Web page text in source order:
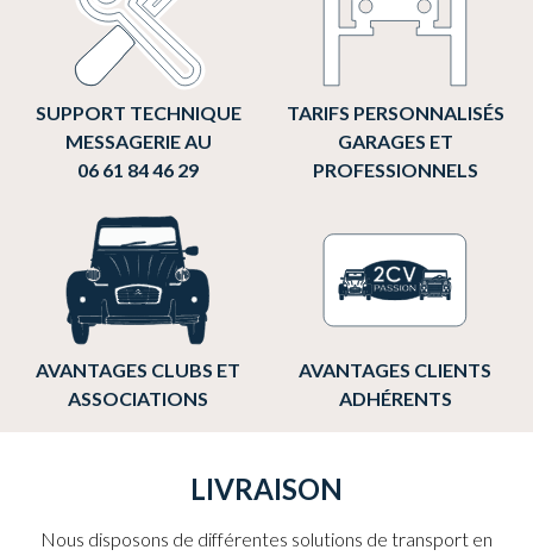
SUPPORT TECHNIQUE
MESSAGERIE AU
06 61 84 46 29
TARIFS PERSONNALISÉS
GARAGES ET
PROFESSIONNELS
AVANTAGES CLUBS ET
ASSOCIATIONS
AVANTAGES CLIENTS
ADHÉRENTS
LIVRAISON
Nous disposons de différentes solutions de transport en